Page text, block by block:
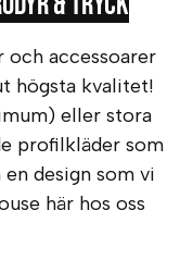
och accessoarer
högsta kvalitet!
eller stora
profilkläder som
design som vi
här hos oss